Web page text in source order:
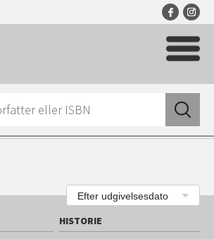
Efter udgivelsesdato
HISTORIE